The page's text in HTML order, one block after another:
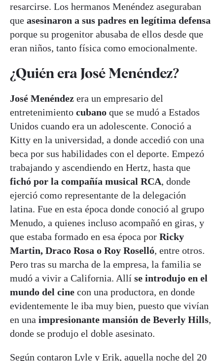
resarcirse. Los hermanos Menéndez aseguraban
que asesinaron a sus padres en legítima defensa
porque su progenitor abusaba de ellos desde que
eran niños, tanto física como emocionalmente.
¿Quién era José Menéndez?
José Menéndez era un empresario del
entretenimiento cubano que se mudó a Estados
Unidos cuando era un adolescente. Conoció a
Kitty en la universidad, a donde accedió con una
beca por sus habilidades con el deporte. Empezó
trabajando y ascendiendo en Hertz, hasta que
fichó por la compañía musical RCA, donde
ejerció como representante de la delegación
latina. Fue en esta época donde conoció al grupo
Menudo, a quienes incluso acompañó en giras, y
que estaba formado en esa época por Ricky
Martin, Draco Rosa o Roy Roselló, entre otros.
Pero tras su marcha de la empresa, la familia se
mudó a vivir a California. Allí se introdujo en el
mundo del cine con una productora, en donde
evidentemente le iba muy bien, puesto que vivían
en una impresionante mansión de Beverly Hills,
donde se produjo el doble asesinato.
Según contaron Lyle y Erik, aquella noche del 20